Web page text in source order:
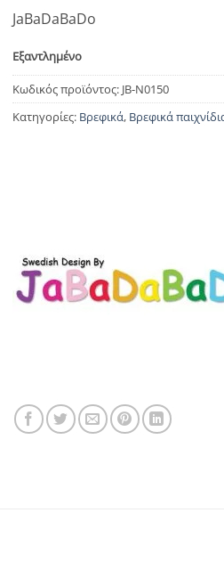
JaBaDaBaDo
Εξαντλημένο
Κωδικός προϊόντος: JB-N0150
Κατηγορίες: Βρεφικά, Βρεφικά